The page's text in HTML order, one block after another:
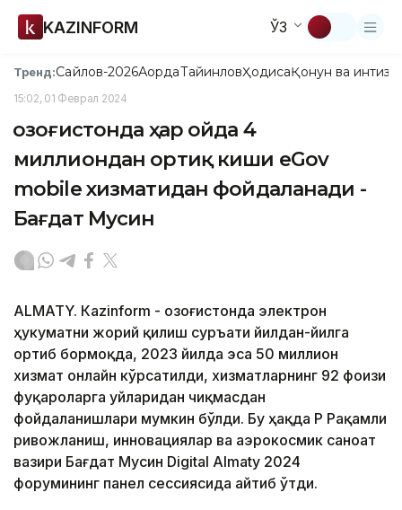
KAZINFORM ЎЗ
Тренд:Сайлов-2026АқордаТайинловҲодисаҚонун ва
15:02, 01 Феврал 2024
Қозоғистонда ҳар ойда 4
миллиондан ортиқ киши eGov
mobile хизматидан фойдаланади -
Бағдат Мусин
ALMATY. Кazinform - Қозоғистонда электрон
ҳукуматни жорий қилиш суръати йилдан-йилга
ортиб бормоқда, 2023 йилда эса 50 миллион
хизмат онлайн кўрсатилди, хизматларнинг 92 фоизи
фуқароларга уйларидан чиқмасдан
фойдаланишлари мумкин бўлди. Бу ҳақда ҚР Рақамли
ривожланиш, инновациялар ва аэрокосмик саноат
вазири Бағдат Мусин Digital Almaty 2024
форумининг панел сессиясида айтиб ўтди.